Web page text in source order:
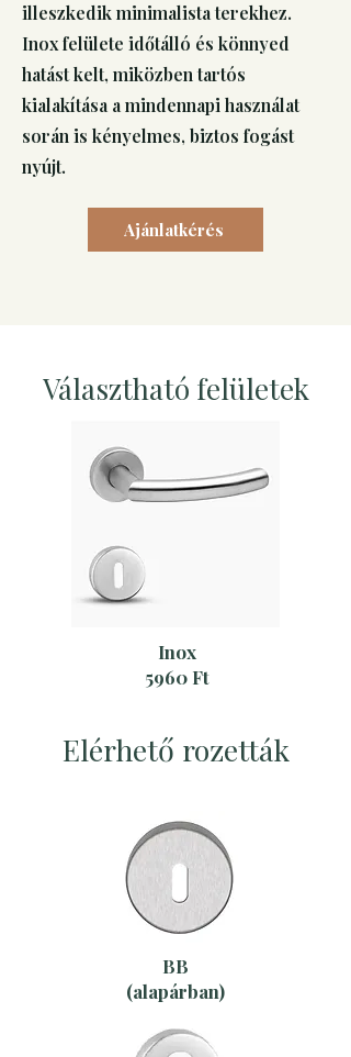
illeszkedik minimalista terekhez.
Inox felülete időtálló és könnyed
hatást kelt, miközben tartós
kialakítása a mindennapi használat
során is kényelmes, biztos fogást
nyújt.
Ajánlatkérés
Választható felületek
Inox
5960 Ft
Elérhető rozetták
BB
(alapárban)